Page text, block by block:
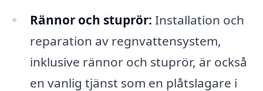
Rännor och stuprör: Installation och
reparation av regnvattensystem,
inklusive rännor och stuprör, är också
en vanlig tjänst som en plåtslagare i